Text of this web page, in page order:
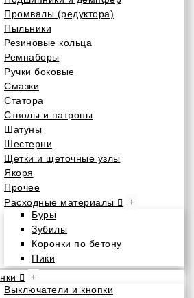
Промвалы (редуктора)
Пыльники
Резиновые кольца
Ремнаборы
Ручки боковые
Смазки
Статора
Стволы и патроны
Шатуны
Шестерни
Щетки и щеточные узлы
Якоря
Прочее
Расходные материалы
+
Буры
Зубилы
Коронки по бетону
Пики
+
Выключатели и кнопки